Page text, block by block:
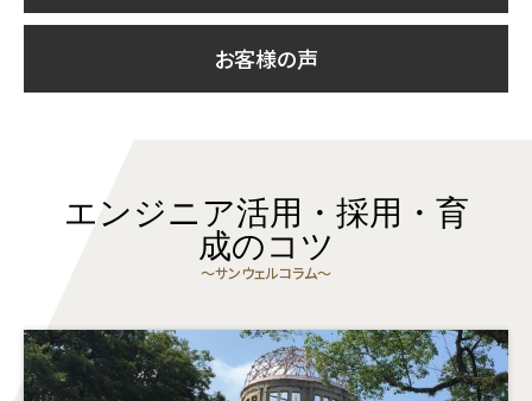
お客様の声
エンジニア活用・採用・育
成のコツ
〜サンウェルコラム〜